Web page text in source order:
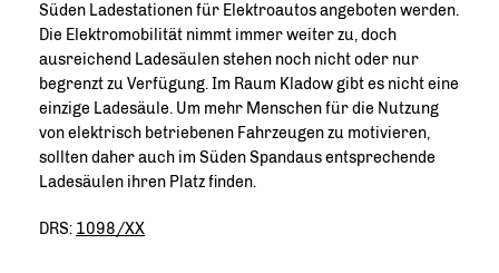
Süden Ladestationen für Elektroautos angeboten werden.
Die Elektromobilität nimmt immer weiter zu, doch
ausreichend Ladesäulen stehen noch nicht oder nur
begrenzt zu Verfügung. Im Raum Kladow gibt es nicht eine
einzige Ladesäule. Um mehr Menschen für die Nutzung
von elektrisch betriebenen Fahrzeugen zu motivieren,
sollten daher auch im Süden Spandaus entsprechende
Ladesäulen ihren Platz finden.
DRS: 1098/XX